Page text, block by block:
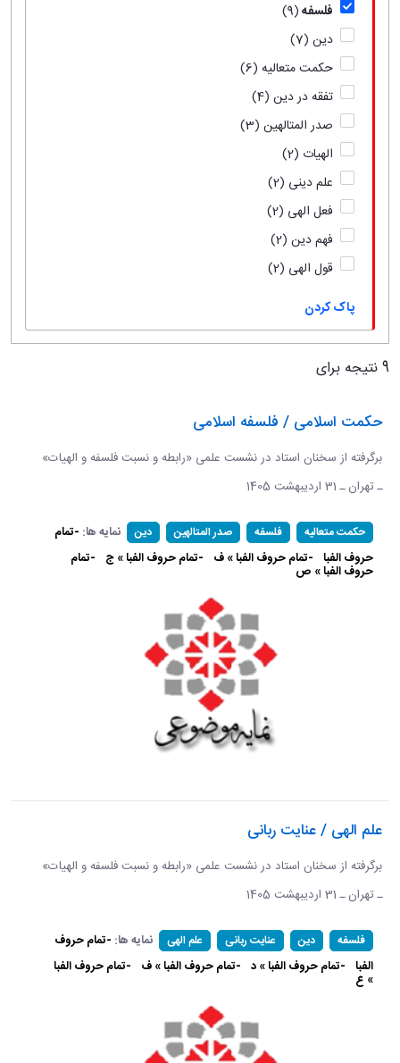
فلسفه(9)
دین (7)
حکمت متعالیه (6)
تفقه در دین (4)
صدر المتالهین (3)
الهیات (2)
علم دینی (2)
فعل الهی (2)
فهم دین (2)
قول الهی (2)
پاک کردن
9 نتیجه برای
حکمت اسلامی / فلسفه اسلامی
برگرفته از سخنان استاد در نشست علمی «رابطه و نسبت فلسفه و الهیات»
ـ تهران ـ 31 اردیبهشت 1405
حکمت متعالیه فلسفه صدر المتالهین دین نمایه ها: -تمام
حروف الفبا -تمام حروف الفبا » ف -تمام حروف الفبا » ج -تمام
حروف الفبا » ص
علم الهی / عنایت ربانی
برگرفته از سخنان استاد در نشست علمی «رابطه و نسبت فلسفه و الهیات»
ـ تهران ـ 31 اردیبهشت 1405
فلسفه دین عنایت ربانی علم الهی نمایه ها: -تمام حروف
الفبا -تمام حروف الفبا » د -تمام حروف الفبا » ف -تمام حروف الفبا
» ع